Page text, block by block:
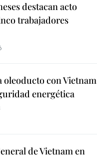
destacan acto
trabajadores
oleoducto con Vietnam
energética
de Vietnam en